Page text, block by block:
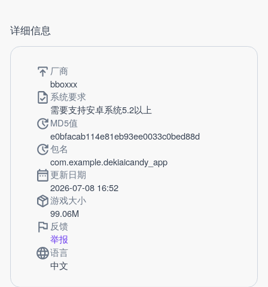
详细信息
厂商
bboxxx
系统要求
需要支持安卓系统5.2以上
MD5值
e0bfacab114e81eb93ee0033c0bed88d
包名
com.example.dekiaicandy_app
更新日期
2026-07-08 16:52
游戏大小
99.06M
反馈
举报
语言
中文